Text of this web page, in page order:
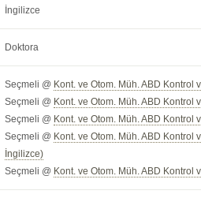
İngilizce
Doktora
Seçmeli @ Kont. ve Otom. Müh. ABD Kontrol
Seçmeli @ Kont. ve Otom. Müh. ABD Kontrol
Seçmeli @ Kont. ve Otom. Müh. ABD Kontrol
Seçmeli @ Kont. ve Otom. Müh. ABD Kontrol
İngilizce)
Seçmeli @ Kont. ve Otom. Müh. ABD Kontrol